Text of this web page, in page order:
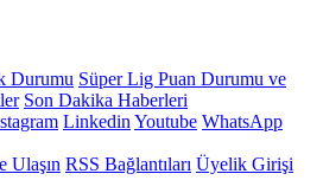
Durumu Süper Lig Puan Durumu ve
Son Dakika Haberleri
Linkedin Youtube WhatsApp
Ulaşın RSS Bağlantıları Üyelik Girişi